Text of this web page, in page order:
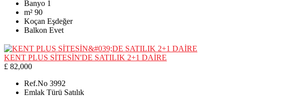
Banyo 1
m² 90
Koçan Eşdeğer
Balkon Evet
KENT PLUS SİTESİN'DE SATILIK 2+1 DAİRE
£ 82,000
Ref.No 3992
Emlak Türü Satılık